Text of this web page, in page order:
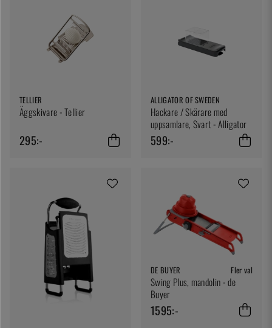
TELLIER
Äggskivare - Tellier
295:-
ALLIGATOR OF SWEDEN
Hackare / Skärare med
uppsamlare, Svart - Alligator
599:-
DE BUYER Fler val
Swing Plus, mandolin - de
Buyer
1595:-